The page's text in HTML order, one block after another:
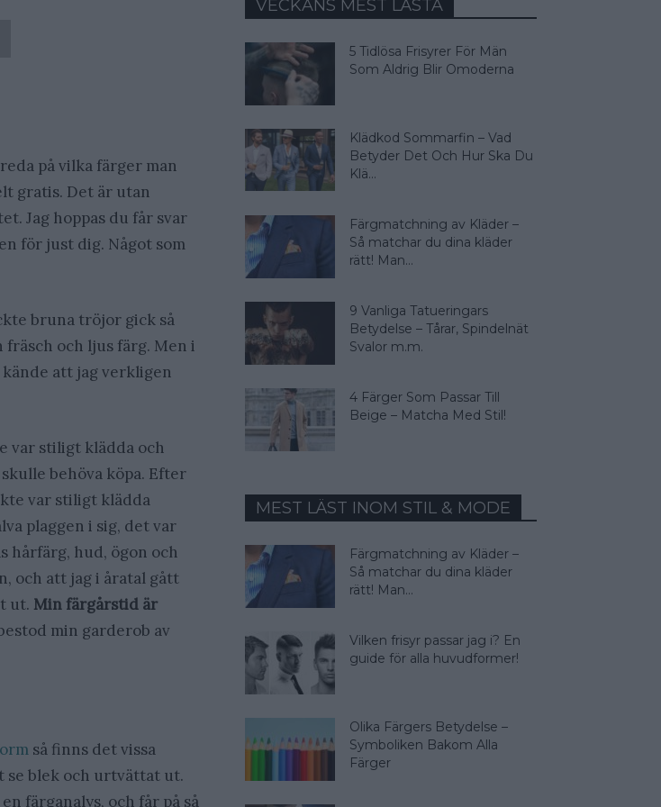
på vilka färger man
gratis. Det är utan
Jag hoppas du får svar
för just dig. Något som
bruna tröjor gick så
fräsch och ljus färg. Men i
att jag verkligen
var stiligt klädda och
behöva köpa. Efter
var stiligt klädda
plaggen i sig, det var
hårfärg, hud, ögon och
och att jag i åratal gått
ut. Min färgårstid är
min garderob av
så finns det vissa
se blek och urtvättat ut.
färganalys, och får på så
VECKANS MEST LÄSTA
5 Tidlösa Frisyrer För Män
Som Aldrig Blir Omoderna
Klädkod Sommarfin – Vad
Betyder Det Och Hur Ska Du
Klä...
Färgmatchning av Kläder –
Så matchar du dina kläder
rätt! Man...
9 Vanliga Tatueringars
Betydelse – Tårar, Spindelnät
Svalor m.m.
4 Färger Som Passar Till
Beige – Matcha Med Stil!
MEST LÄST INOM STIL & MODE
Färgmatchning av Kläder –
Så matchar du dina kläder
rätt! Man...
Vilken frisyr passar jag i? En
guide för alla huvudformer!
Olika Färgers Betydelse –
Symboliken Bakom Alla
Färger